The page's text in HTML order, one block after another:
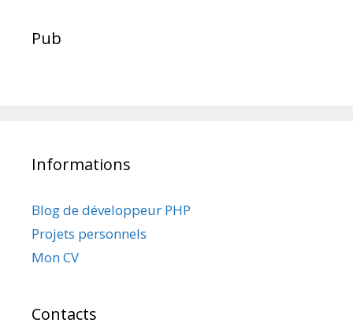
Pub
Informations
Blog de développeur PHP
Projets personnels
Mon CV
Contacts